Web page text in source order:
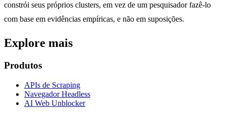
constrói seus próprios clusters, em vez de um pesquisador fazê-lo
com base em evidências empíricas, e não em suposições.
Explore mais
Produtos
APIs de Scraping
Navegador Headless
AI Web Unblocker